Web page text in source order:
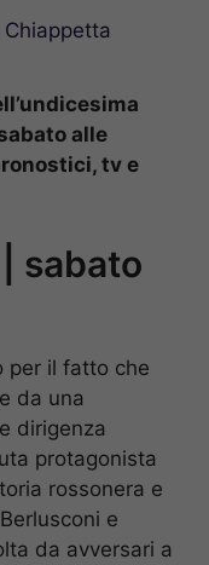
alle
tv e
sabato
per il fatto che
da una
dirigenza
protagonista
rossonera e
e
da avversari a